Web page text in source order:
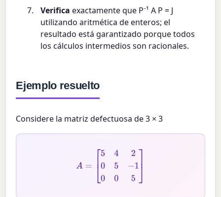
Verifica exactamente que P⁻¹ A P = J
utilizando aritmética de enteros; el
resultado está garantizado porque todos
los cálculos intermedios son racionales.
Ejemplo resuelto
Considere la matriz defectuosa de 3 × 3
42 5− 05